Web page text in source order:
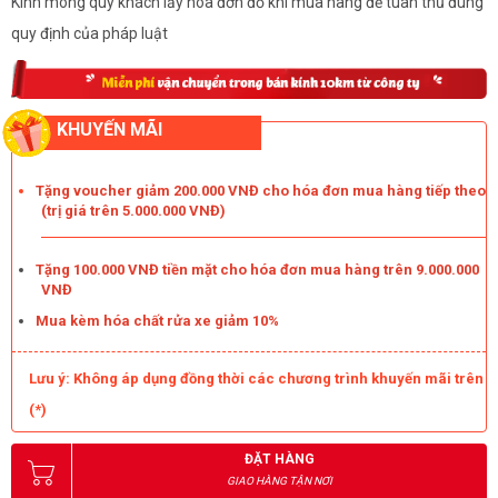
quy định của pháp luật
KHUYẾN MÃI
Tặng voucher giảm 200.000 VNĐ cho hóa đơn mua hàng tiếp theo
(trị giá trên 5.000.000 VNĐ)
Tặng 100.000 VNĐ tiền mặt cho hóa đơn mua hàng trên 9.000.000
VNĐ
Mua kèm hóa chất rửa xe giảm 10%
Lưu ý: Không áp dụng đồng thời các chương trình khuyến mãi trên
(*)
ĐẶT HÀNG
GIAO HÀNG TẬN NƠI